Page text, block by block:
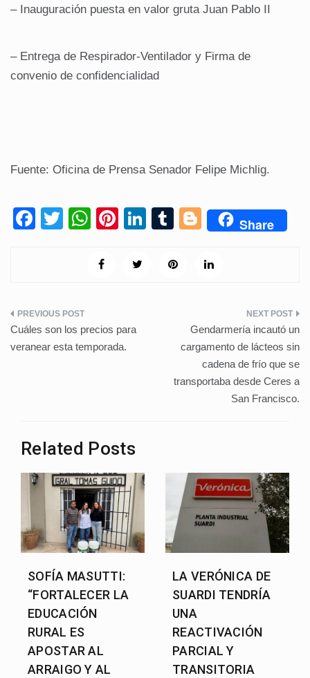
– Inauguración puesta en valor gruta Juan Pablo II
– Entrega de Respirador-Ventilador y Firma de
convenio de confidencialidad
Fuente: Oficina de Prensa Senador Felipe Michlig.
F
b
o
o
T
W
at
p
p
Pi
er
Li
T
m
Bl
g
Share
Navegación
de
Cuáles son los precios para
veranear esta temporada.
Gendarmería incautó un
cargamento de lácteos sin
cadena de frío que se
transportaba desde Ceres a
San Francisco.
Related Posts
SOFÍA MASUTTI:
“FORTALECER LA
EDUCACIÓN
RURAL ES
APOSTAR AL
ARRAIGO Y AL
LA VERÓNICA DE
SUARDI TENDRÍA
UNA
REACTIVACIÓN
PARCIAL Y
TRANSITORIA